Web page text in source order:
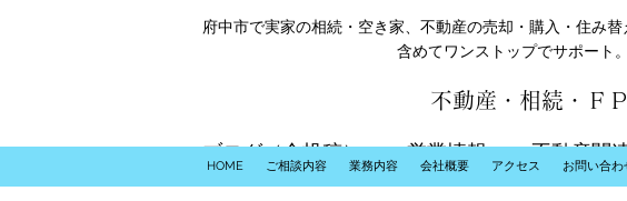
府中市で実家の相続・空き家、不動産の売却・購入・住み
含めてワンストップでサポート
不動産・相続・Ｆ
HOME ご相談内容 業務内容 会社概要 アクセス お問い合わ
ブログ（全投稿） 営業情報 不動産関